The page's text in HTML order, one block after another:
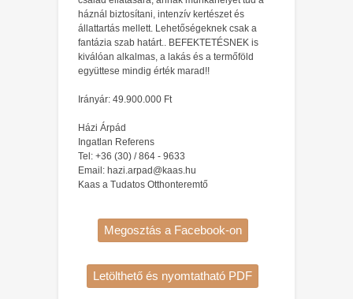
háznál biztosítani, intenzív kertészet és
állattartás mellett. Lehetőségeknek csak a
fantázia szab határt.. BEFEKTETÉSNEK is
kiválóan alkalmas, a lakás és a termőföld
együttese mindig érték marad!!
Irányár: 49.900.000 Ft
Házi Árpád
Ingatlan Referens
Tel: +36 (30) / 864 - 9633
Email: hazi.arpad@kaas.hu
Kaas a Tudatos Otthonteremtő
Megosztás a Facebook-on
Letölthető és nyomtatható PDF